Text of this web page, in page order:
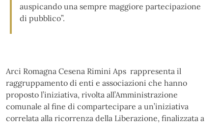
auspicando una sempre maggiore partecipazione
di pubblico”.
Arci Romagna Cesena Rimini Aps rappresenta il
raggruppamento di enti e associazioni che hanno
proposto l’iniziativa, rivolta all’Amministrazione
comunale al fine di compartecipare a un’iniziativa
correlata alla ricorrenza della Liberazione, finalizzata a